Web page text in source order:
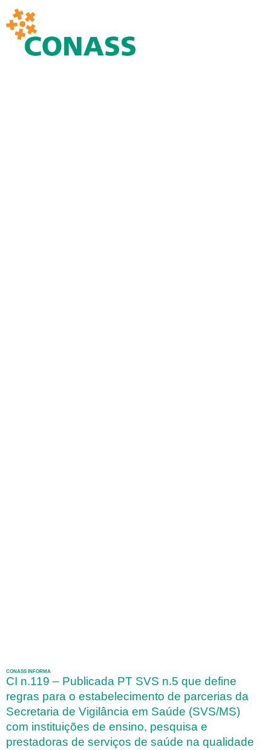
CONASS INFORMA
CI n.119 – Publicada PT SVS n.5 que define
regras para o estabelecimento de parcerias da
Secretaria de Vigilância em Saúde (SVS/MS)
com instituições de ensino, pesquisa e
prestadoras de serviços de saúde na qualidade